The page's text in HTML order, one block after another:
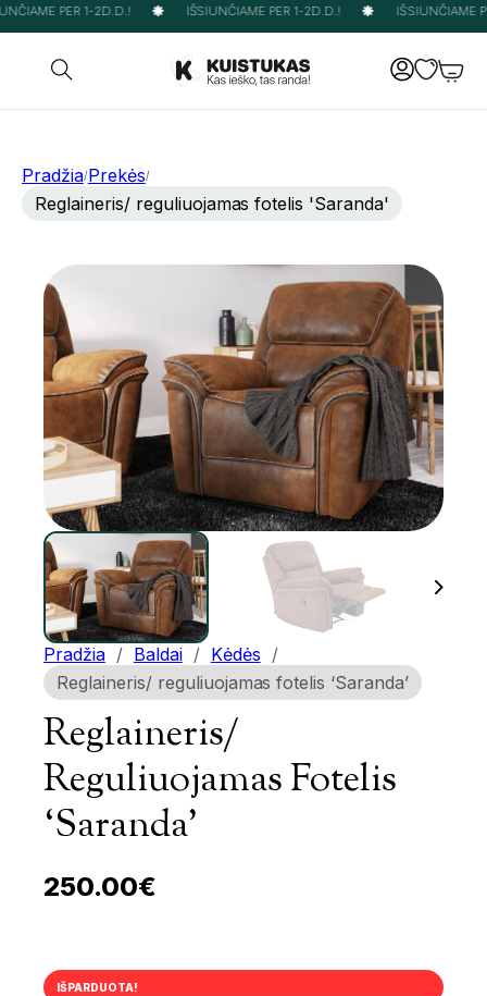
PER 1-2D.D.! IŠSIUNČIAME PER 1-2D.D.! IŠSIUNČIAME
Pradžia/Prekės/
Reglaineris/ reguliuojamas fotelis 'Saranda'
Pradžia / Baldai / Kėdės /
Reglaineris/ reguliuojamas fotelis ‘Saranda’
Reglaineris/
Reguliuojamas Fotelis
‘Saranda’
250.00€
IŠPARDUOTA!